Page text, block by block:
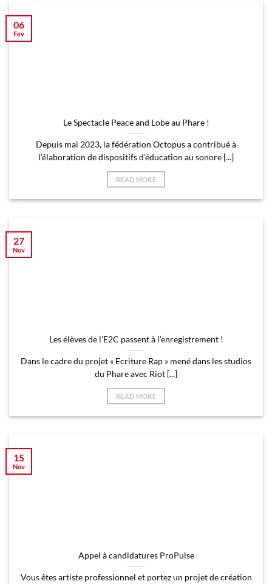
Le Spectacle Peace and Lobe au Phare !
Depuis mai 2023, la fédération Octopus a contribué à
l’élaboration de dispositifs d’éducation au sonore [...]
READ MORE
06
Fév
Les élèves de l’E2C passent à l’enregistrement !
Dans le cadre du projet « Ecriture Rap » mené dans les studios
du Phare avec Riot [...]
READ MORE
27
Nov
Appel à candidatures ProPulse
Vous êtes artiste professionnel et portez un projet de création
15
Nov